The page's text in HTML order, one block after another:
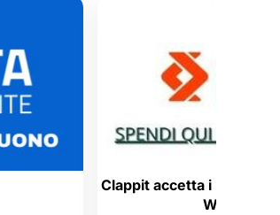
Clappit accetta i Buoni Acquisto
Welfare aziendale!